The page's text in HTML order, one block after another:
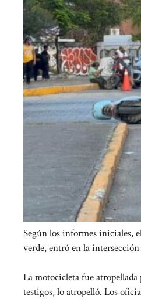
Según los informes iniciales,
verde, entró en la
La motocicleta fue
testigos, lo atropelló. Los